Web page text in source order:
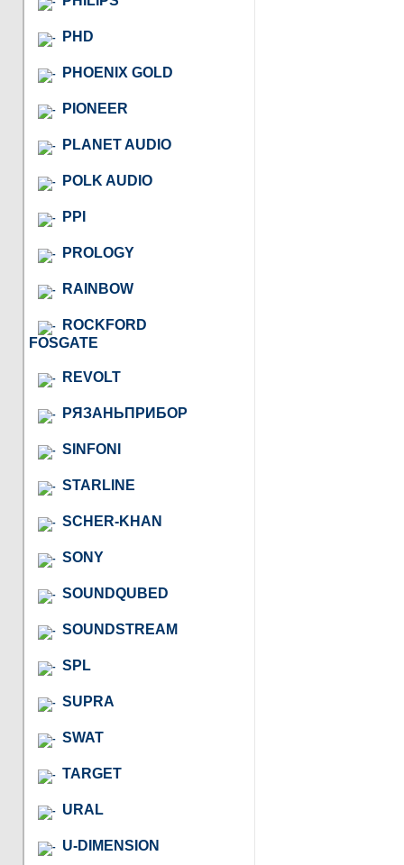
PHD
PHOENIX GOLD
PIONEER
PLANET AUDIO
POLK AUDIO
PPI
PROLOGY
RAINBOW
ROCKFORD
FOSGATE
REVOLT
РЯЗАНЬПРИБОР
SINFONI
STARLINE
SCHER-KHAN
SONY
SOUNDQUBED
SOUNDSTREAM
SPL
SUPRA
SWAT
TARGET
URAL
U-DIMENSION